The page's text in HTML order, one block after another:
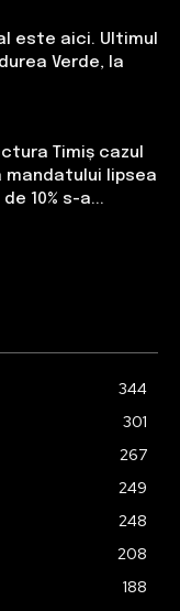
este aici. Ultimul
Verde, la
Timiș cazul
mandatului lipsea
10% s-a...
344
301
267
249
248
208
188